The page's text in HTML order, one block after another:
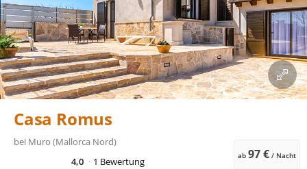
Casa Romus
bei Muro (Mallorca Nord)
4,0
1 Bewertung ab 97 € / Nacht